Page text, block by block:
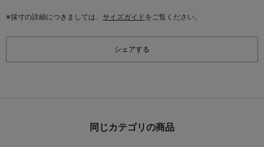
※採寸の詳細につきましては、 サイズガイドをご覧ください。
シェアする
同じカテゴリの商品